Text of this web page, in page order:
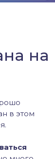
на
в этом